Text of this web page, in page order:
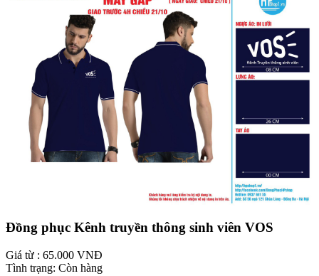
Đồng phục Kênh truyền thông sinh viên VOS
Giá từ : 65.000 VNĐ
Tình trạng: Còn hàng